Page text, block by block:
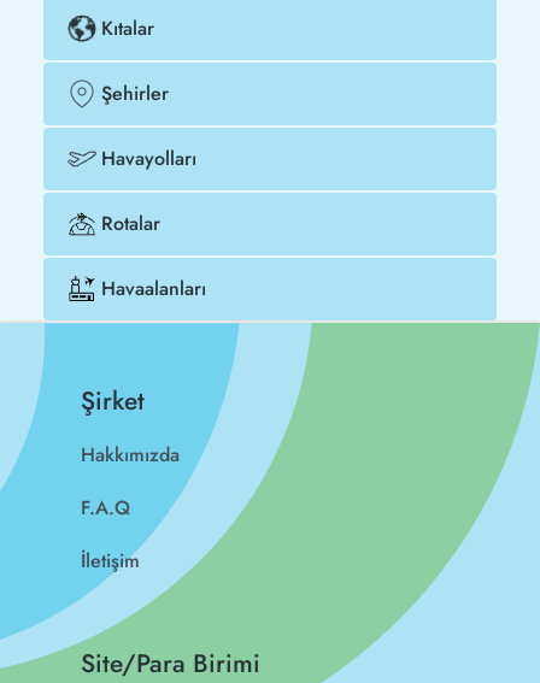
Kıtalar
Şehirler
Havayolları
Rotalar
Havaalanları
Şirket
Hakkımızda
F.A.Q
İletişim
Site/Para Birimi